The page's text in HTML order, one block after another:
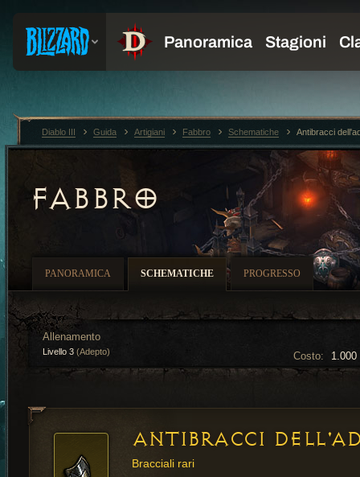
FABBRO
PANORAMICA SCHEMATICHE PROGRESSO
Costo: 1.000
Allenamento
Livello 3 (Adepto)
ANTIBRACCI
Bracciali rari
Diablo III Guida Artigiani Fabbro Schematiche Antibracci